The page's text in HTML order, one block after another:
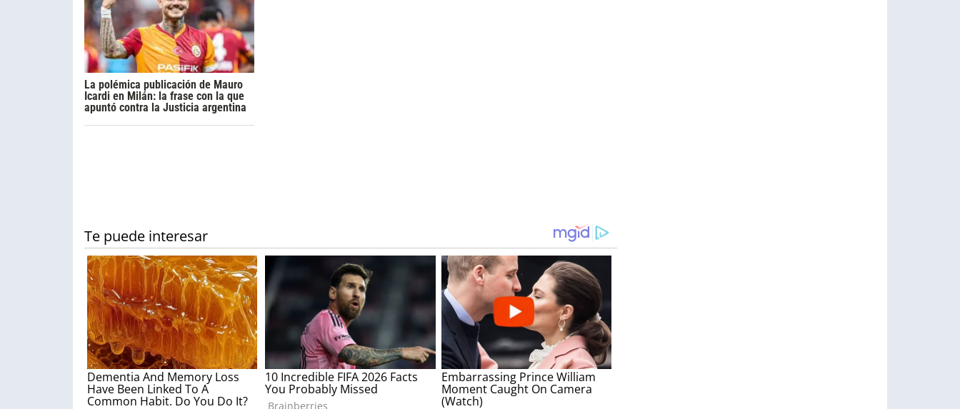
La polémica publicación de Mauro
Icardi en Milán: la frase con la que
apuntó contra la Justicia argentina